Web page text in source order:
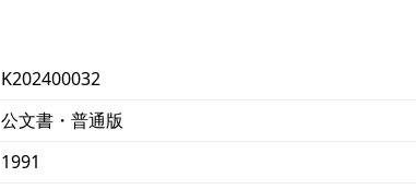
K202400032
公文書・普通版
1991